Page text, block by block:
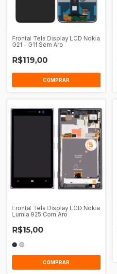
Frontal Tela Display LCD Nokia
G21 - G11 Sem Aro
R$119,00
COMPRAR
Frontal Tela Display LCD Nokia
Lumia 925 Com Aro
R$15,00
COMPRAR